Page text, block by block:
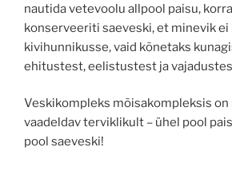
nautida vetevoolu allpool paisu,
konserveeriti saeveski, et minevik
kivihunnikusse, vaid kõnetaks
ehitustest, eelistustest ja
Veskikompleks mõisakompleksis on
vaadeldav terviklikult – ühel pool
pool saeveski!